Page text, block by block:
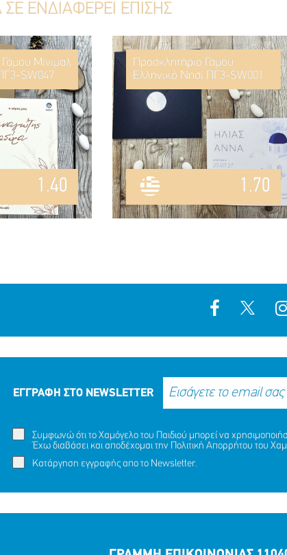
ΕΝΔΙΑΦΕΡΕΙ ΕΠΙΣΗΣ
Μίνιμαλ
SW047
1.40
Προσκλητήριο Γάμου
Ελληνικό Νησί ΠΓ3-SW001
1.70
ΕΓΓΡΑΦΗ ΣΤΟ NEWSLETTER
Συμφωνώ ότι το Χαμόγελο του Παιδιού μπορεί να
Έχω διαβάσει και αποδέχομαι την Πολιτική Απορρήτου του
Κατάργηση εγγραφής απο το Newsletter.